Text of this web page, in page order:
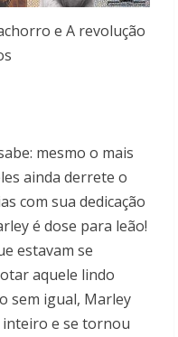
e A revolução
mesmo o mais
ainda derrete o
com sua dedicação
é dose para leão!
estavam se
aquele lindo
sem igual, Marley
e se tornou